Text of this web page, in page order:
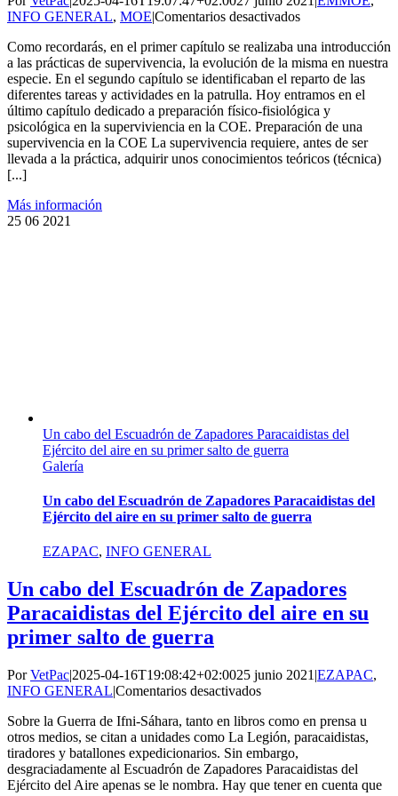
INFO GENERAL, MOE|Comentarios desactivadosen
de
una
supervivencia
en
la
COE
capítulo
3
Como recordarás, en el primer capítulo se realizaba una introducción
a las prácticas de supervivencia, la evolución de la misma en nuestra
especie. En el segundo capítulo se identificaban el reparto de las
diferentes tareas y actividades en la patrulla. Hoy entramos en el
último capítulo dedicado a preparación físico-fisiológica y
psicológica en la superviviencia en la COE. Preparación de una
supervivencia en la COE La supervivencia requiere, antes de ser
llevada a la práctica, adquirir unos conocimientos teóricos (técnica)
[...]
Más información
25 06 2021
Un cabo del Escuadrón de Zapadores Paracaidistas del
Ejército del aire en su primer salto de guerra
Galería
Un cabo del Escuadrón de Zapadores Paracaidistas del
Ejército del aire en su primer salto de guerra
EZAPAC, INFO GENERAL
Un cabo del Escuadrón de Zapadores
Paracaidistas del Ejército del aire en su
primer salto de guerra
PorVetPac|2025-04-16T19:08:42+02:0025 junio 2021 |EZAPAC,
INFO GENERAL|Comentarios desactivadosen
cabo
del
Escuadrón
de
Zapadores
Sobre la Guerra de Ifni-Sáhara, tanto en libros como en prensa u
otros medios, se citan a unidades como La Legión, paracaidistas,
tiradores y batallones expedicionarios. Sin embargo,
desgraciadamente al Escuadrón de Zapadores Paracaidistas del
Ejército del Aire apenas se le nombra. Hay que tener en cuenta que